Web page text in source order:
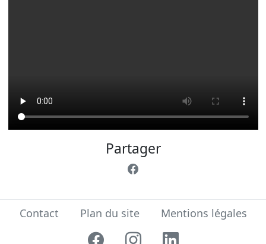
Partager
Contact Plan du site Mentions légales